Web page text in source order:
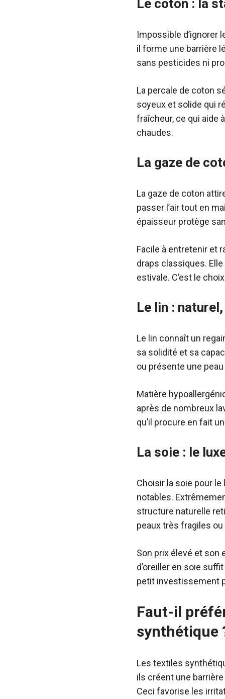
Le coton : la
Impossible d’ignorer
il forme une barrière
sans pesticides ni
La percale de coton
soyeux et solide qui
fraîcheur, ce qui aide
chaudes.
La gaze de
La gaze de coton
passer l’air tout en
épaisseur protège
Facile à entretenir et
draps classiques.
estivale. C’est le
Le lin :
Le lin connaît un
sa solidité et sa
ou présente une
Matière
après de nombreux
qu’il procure en fait
La soie : le
Choisir la soie pour
notables.
structure naturelle
peaux très fragiles
Son prix élevé et son
d’oreiller en soie
petit investissement
Faut-il
synthétique
Les textiles
ils créent une
Ceci favorise les